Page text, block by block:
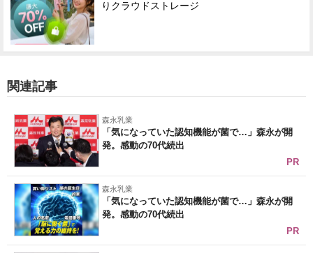
りクラウドストレージ
関連記事
森永乳業
「気になっていた認知機能が菌で…」森永が開
発。感動の70代続出
PR
森永乳業
「気になっていた認知機能が菌で…」森永が開
発。感動の70代続出
PR